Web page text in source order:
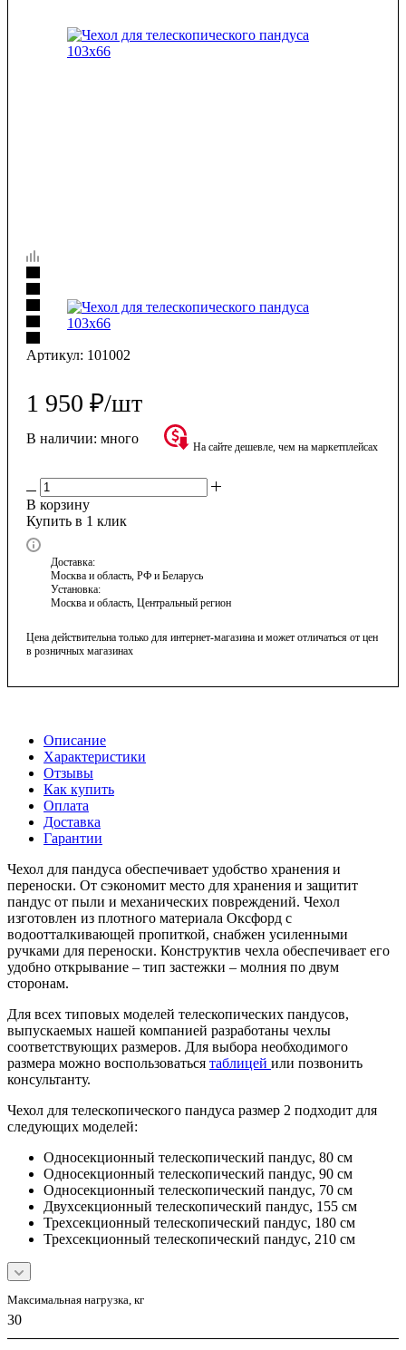
Артикул: 101002
1 950 ₽/шт
В наличии: много
На сайте дешевле, чем на маркетплейсах
В корзину
Купить в 1 клик
Доставка:
Москва и область, РФ и Беларусь
Установка:
Москва и область, Центральный регион
Цена действительна только для интернет-магазина и может отличаться от цен
в розничных магазинах
Описание
Характеристики
Отзывы
Как купить
Оплата
Доставка
Гарантии
Чехол для пандуса обеспечивает удобство хранения и
переноски. От сэкономит место для хранения и защитит
пандус от пыли и механических повреждений. Чехол
изготовлен из плотного материала Оксфорд с
водоотталкивающей пропиткой, снабжен усиленными
ручками для переноски. Конструктив чехла обеспечивает его
удобно открывание – тип застежки – молния по двум
сторонам.
Для всех типовых моделей телескопических пандусов,
выпускаемых нашей компанией разработаны чехлы
соответствующих размеров. Для выбора необходимого
размера можно воспользоваться таблицей или позвонить
консультанту.
Чехол для телескопического пандуса размер 2 подходит для
следующих моделей:
Односекционный телескопический пандус, 80 см
Односекционный телескопический пандус, 90 см
Односекционный телескопический пандус, 70 см
Двухсекционный телескопический пандус, 155 см
Трехсекционный телескопический пандус, 180 см
Трехсекционный телескопический пандус, 210 см
Максимальная нагрузка, кг
30